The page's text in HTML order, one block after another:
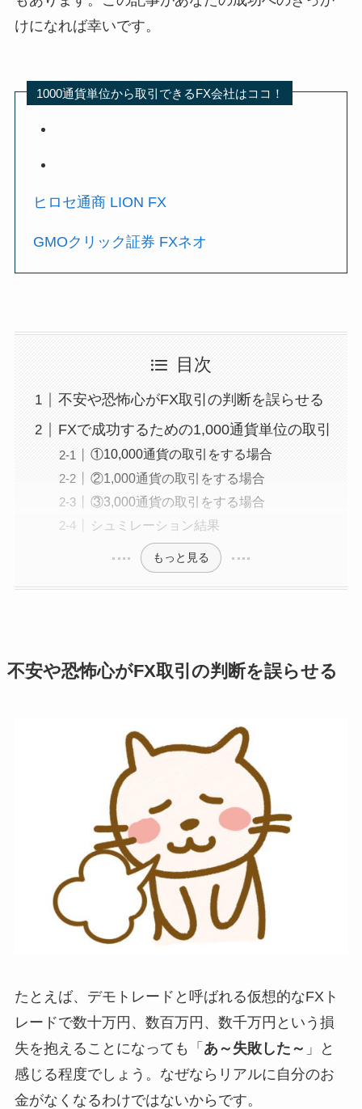
けになれば幸いです。
1000通貨単位から取引できるFX会社はココ！
ヒロセ通商 LION FX
GMOクリック証券 FXネオ
目次
不安や恐怖心がFX取引の判断を誤らせる
FXで成功するための1,000通貨単位の取引
①10,000通貨の取引をする場合
②1,000通貨の取引をする場合
③3,000通貨の取引をする場合
シュミレーション結果
もっと見る
不安や恐怖心がFX取引の判断を誤らせる
たとえば、デモトレードと呼ばれる仮想的なFXト
レードで数十万円、数百万円、数千万円という損
失を抱えることになっても「 あ～失敗した～ 」と
感じる程度でしょう。なぜならリアルに自分のお
金がなくなるわけではないからです。